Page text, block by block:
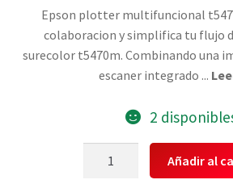
Epson plotter multifuncional
colaboracion y simplifica tu flujo
surecolor t5470m. Combinando una
escaner integrado ...
2
Sct5470m,010343938878
Añadir al